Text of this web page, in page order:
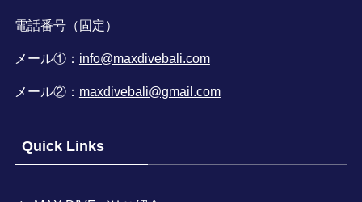
電話番号（固定）
メール①： info@maxdivebali.com
メール②： maxdivebali@gmail.com
Quick Links